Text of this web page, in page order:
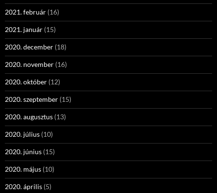
2021. február (16)
2021. január (15)
2020. december (18)
2020. november (16)
2020. október (12)
2020. szeptember (15)
2020. augusztus (13)
2020. július (10)
2020. június (15)
2020. május (10)
2020. április (5)